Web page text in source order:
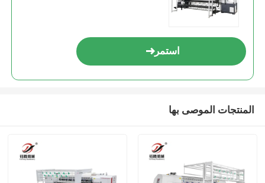
استمر
المنتجات الموصى بها